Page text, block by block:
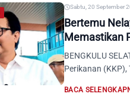
Sabtu, 20 September
Bertemu
Memastikan
BENGKULU
Perikanan (KKP),
BACA